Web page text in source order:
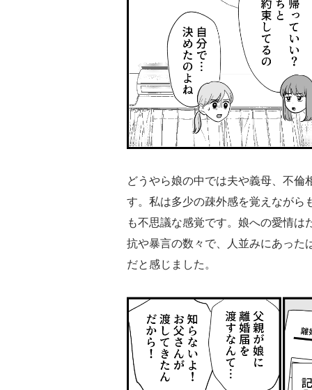
どうやら娘の中では夫や義母、不倫
す。私は多少の疎外感を覚えながら
も不思議な感覚です。娘への愛情
抗や暴言の数々で、人並みにあった
だと感じました。